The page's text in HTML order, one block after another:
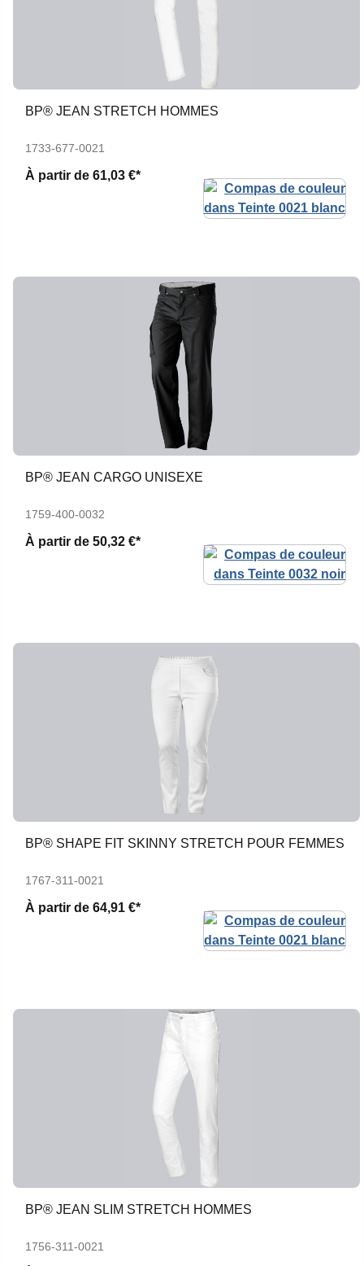
BP® JEAN STRETCH HOMMES
1733-677-0021
À partir de 61,03 €*
BP® JEAN CARGO UNISEXE
1759-400-0032
À partir de 50,32 €*
BP® SHAPE FIT SKINNY STRETCH POUR FEMMES
1767-311-0021
À partir de 64,91 €*
BP® JEAN SLIM STRETCH HOMMES
1756-311-0021